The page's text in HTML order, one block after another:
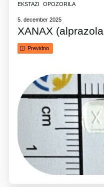
EKSTAZI OPOZORILA
5. december 2025
XANAX
Previdno